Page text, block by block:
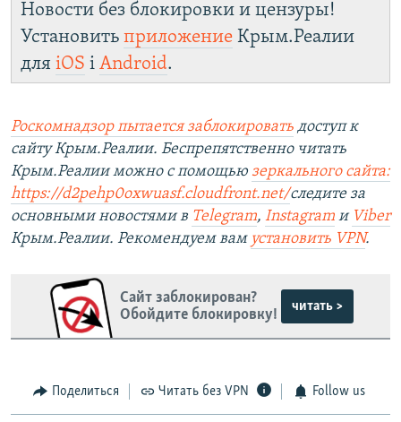
Новости без блокировки и цензуры!
Установить приложение Крым.Реалии
для iOS і Android.
Роскомнадзор пытается заблокировать доступ к
сайту Крым.Реалии. Беспрепятственно читать
Крым.Реалии можно с помощью зеркального сайта:
https://d2pehp0oxwuasf.cloudfront.net/следите за
основными новостями в Telegram, Instagram и Viber
Крым.Реалии. Рекомендуем вам установить VPN.
Сайт заблокирован?
Обойдите блокировку!
читать >
Поделиться Читать без VPN Follow us